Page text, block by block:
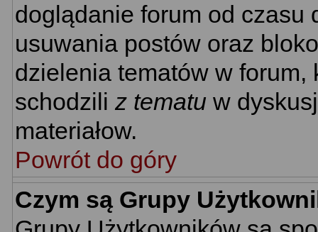
doglądanie forum od czasu
usuwania postów oraz
dzielenia tematów w
schodzili z tematu w
materiałow.
Powrót do góry
Czym są Grupy